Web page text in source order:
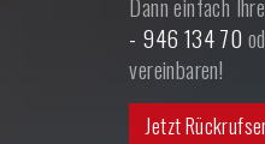
Dann einfach
- 946 134 70
vereinbaren!
Jetzt